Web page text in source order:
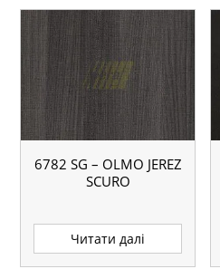
6782 SG – OLMO JEREZ
SCURO
Читати далі